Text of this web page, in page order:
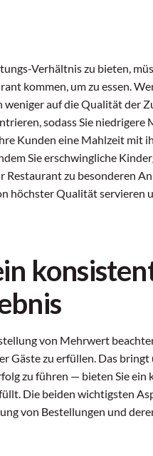
Verhältnis zu bieten,
kommen, um zu essen.
weniger auf die Qualität der
sodass Sie niedrigere
Kunden eine Mahlzeit mit
Sie erschwingliche
zu besonderen
höchster Qualität servieren
von Mehrwert
Gäste zu erfüllen. Das bringt
zu führen — bieten Sie ein
Die beiden wichtigsten
von Bestellungen und